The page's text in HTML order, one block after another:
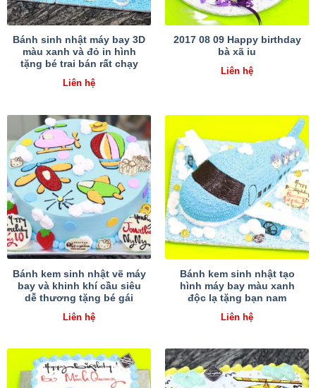
Bánh sinh nhật máy bay 3D
màu xanh và đỏ in hình
tặng bé trai bán rất chạy
Liên hệ
2017 08 09 Happy birthday
bà xã iu
Liên hệ
Bánh kem sinh nhật vẽ máy
bay và khinh khí cầu siêu
dễ thương tặng bé gái
Liên hệ
Bánh kem sinh nhật tạo
hình máy bay màu xanh
độc lạ tặng bạn nam
Liên hệ